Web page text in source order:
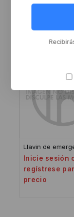
hierro p negro
Llavin de
Inicie sesión
regístrese
precio